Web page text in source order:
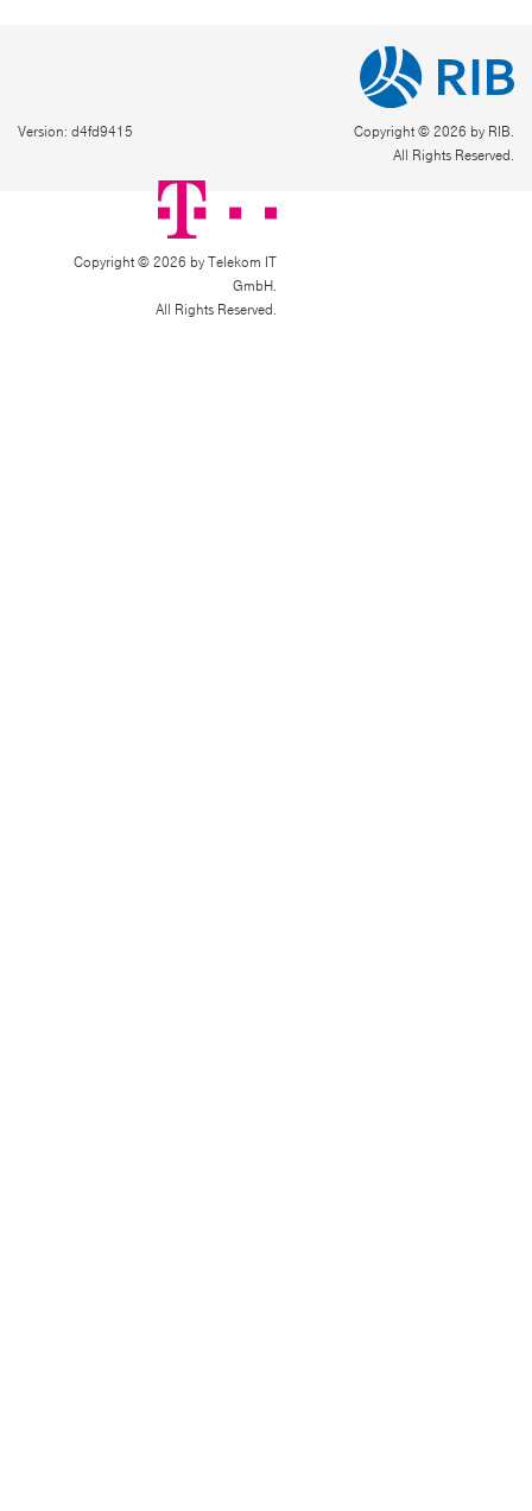
Version: d4fd9415
Copyright © 2026 by RIB.
All Rights Reserved.
Copyright © 2026 by Telekom IT
GmbH.
All Rights Reserved.